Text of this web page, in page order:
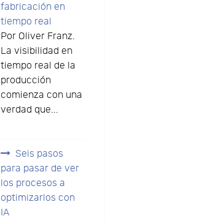
fabricación en
tiempo real
Por Oliver Franz.
La visibilidad en
tiempo real de la
producción
comienza con una
verdad que...
Seis pasos
para pasar de ver
los procesos a
optimizarlos con
IA